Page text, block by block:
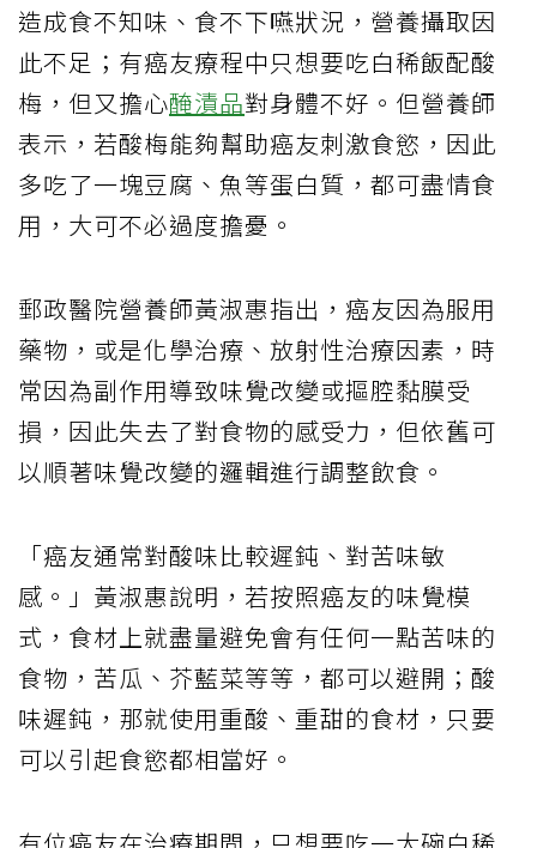
造成食不知味、食不下嚥狀況，營養攝取因
此不足；有癌友療程中只想要吃白稀飯配酸
梅，但又擔心醃漬品對身體不好。但營養師
表示，若酸梅能夠幫助癌友刺激食慾，因此
多吃了一塊豆腐、魚等蛋白質，都可盡情食
用，大可不必過度擔憂。
郵政醫院營養師黃淑惠指出，癌友因為服用
藥物，或是化學治療、放射性治療因素，時
常因為副作用導致味覺改變或摳腔黏膜受
損，因此失去了對食物的感受力，但依舊可
以順著味覺改變的邏輯進行調整飲食。
「癌友通常對酸味比較遲鈍、對苦味敏
感。」黃淑惠說明，若按照癌友的味覺模
式，食材上就盡量避免會有任何一點苦味的
食物，苦瓜、芥藍菜等等，都可以避開；酸
味遲鈍，那就使用重酸、重甜的食材，只要
可以引起食慾都相當好。